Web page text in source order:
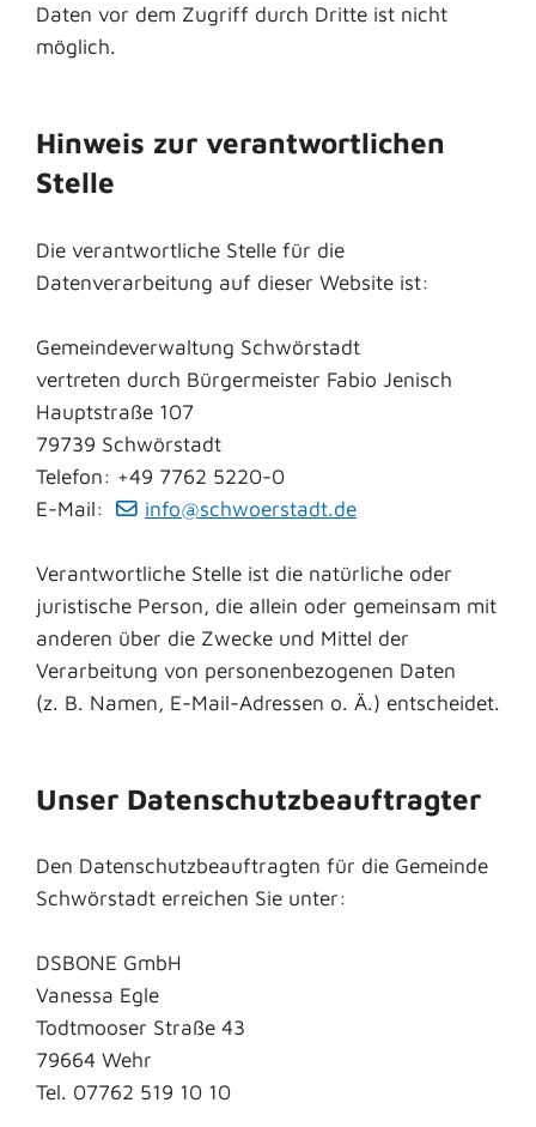
Daten vor dem Zugriff durch Dritte ist nicht
möglich.
Hinweis zur verantwortlichen
Stelle
Die verantwortliche Stelle für die
Datenverarbeitung auf dieser Website ist:
Gemeindeverwaltung Schwörstadt
vertreten durch Bürgermeister Fabio Jenisch
Hauptstraße 107
79739 Schwörstadt
Telefon: +49 7762 5220-0
E-Mail:
info@schwoerstadt.de
Verantwortliche Stelle ist die natürliche oder
juristische Person, die allein oder gemeinsam mit
anderen über die Zwecke und Mittel der
Verarbeitung von personenbezogenen Daten
(z. B. Namen, E-Mail-Adressen o. Ä.) entscheidet.
Unser Datenschutzbeauftragter
Den Datenschutzbeauftragten für die Gemeinde
Schwörstadt erreichen Sie unter:
DSBONE GmbH
Vanessa Egle
Todtmooser Straße 43
79664 Wehr
Tel. 07762 519 10 10